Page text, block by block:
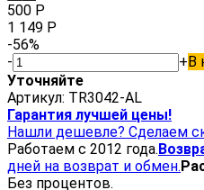
500 Р
1 149 Р
-56%
-
+В
Уточняйте
Артикул: TR3042-AL
Гарантия лучшей цены!
Нашли дешевле? Сделаем
Работаем с 2012 года.
дней на возврат и обмен.
Без процентов.